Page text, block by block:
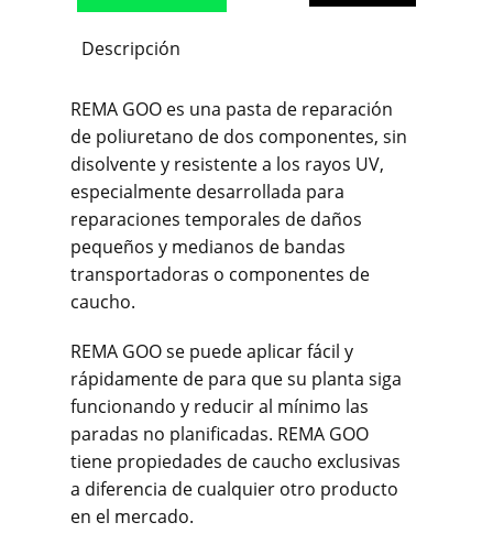
Descripción
REMA GOO es una pasta de reparación
de poliuretano de dos componentes, sin
disolvente y resistente a los rayos UV,
especialmente desarrollada para
reparaciones temporales de daños
pequeños y medianos de bandas
transportadoras o componentes de
caucho.
REMA GOO se puede aplicar fácil y
rápidamente de para que su planta siga
funcionando y reducir al mínimo las
paradas no planificadas. REMA GOO
tiene propiedades de caucho exclusivas
a diferencia de cualquier otro producto
en el mercado.